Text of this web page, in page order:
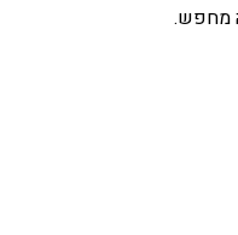
מחפש.